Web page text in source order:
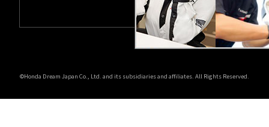
©Honda Dream Japan Co., Ltd. and its subsidiaries and affiliates. All Rights Reserved.